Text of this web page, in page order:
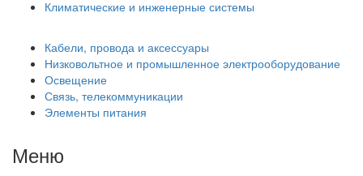
Климатические и инженерные системы
Кабели, провода и аксессуары
Низковольтное и промышленное электрооборудование
Освещение
Связь, телекоммуникации
Элементы питания
Меню